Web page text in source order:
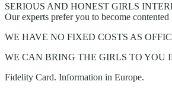
SERIOUS AND HONEST GIRLS
Our experts prefer you to become contented
WE HAVE NO FIXED COSTS AS
WE CAN BRING THE GIRLS TO YOU
Fidelity Card. Information in Europe.